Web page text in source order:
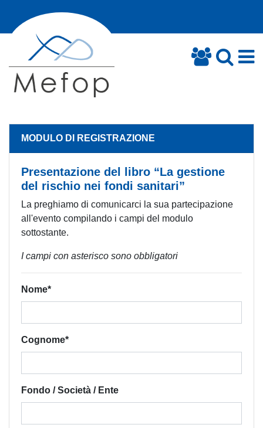
MODULO DI REGISTRAZIONE
Presentazione del libro “La gestione
del rischio nei fondi sanitari”
La preghiamo di comunicarci la sua partecipazione
all'evento compilando i campi del modulo
sottostante.
I campi con asterisco sono obbligatori
Nome*
Cognome*
Fondo / Società / Ente